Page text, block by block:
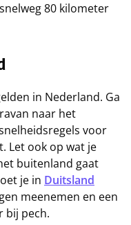
80 kilometer
in Nederland. Ga
naar het
voor
Let ook op wat je
buitenland gaat
je in Duitsland
meenemen en een
bij pech.